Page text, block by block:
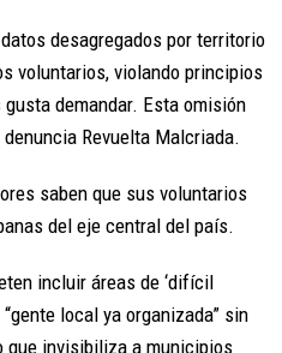
desagregados por territorio
voluntarios, violando principios
demandar. Esta omisión
Revuelta Malcriada.
saben que sus voluntarios
del eje central del país.
incluir áreas de ‘difícil
local ya organizada” sin
que invisibiliza a municipios